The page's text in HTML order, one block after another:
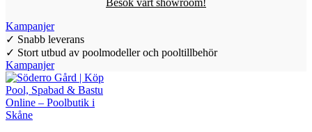
Besök vårt showroom!
Kampanjer
✓ Snabb leverans
✓ Stort utbud av poolmodeller och pooltillbehör
Kampanjer